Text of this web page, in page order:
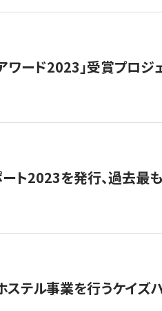
ワード2023」受賞プロジ
ト2023を発行、過去最
テル事業を行うケイズ